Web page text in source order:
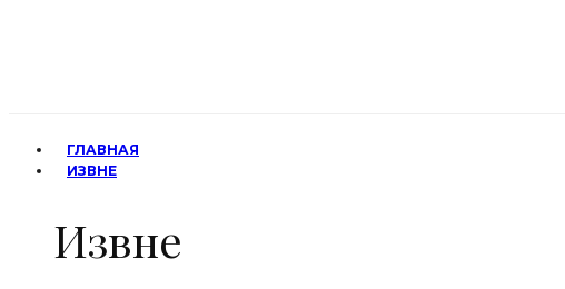
ГЛАВНАЯ
ИЗВНЕ
Извне